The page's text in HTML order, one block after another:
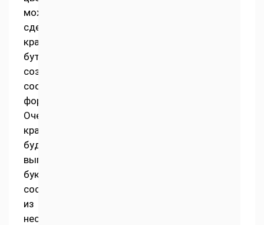
можно
сделать
красивые
бутоны,
создавая
соответствующие
формы.
Очень
красиво
будет
выглядеть
букет,
состоящий
из
нескольких